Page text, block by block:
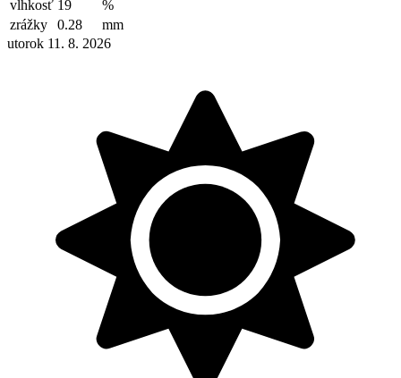
vlhkosť 19
%
zrážky
0.28
mm
utorok 11. 8. 2026